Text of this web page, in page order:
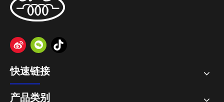
快速链接
产品类别